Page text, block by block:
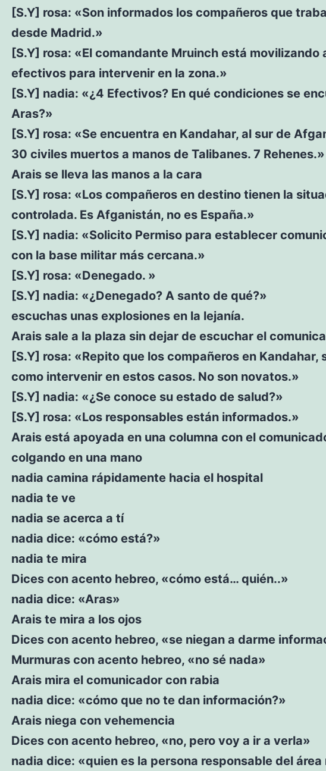
[S.Y] rosa: «Son informados los compañeros que
desde Madrid.»
[S.Y] rosa: «El comandante Mruinch está movilizando
efectivos para intervenir en la zona.»
[S.Y] nadia: «¿4 Efectivos? En qué condiciones se
Aras?»
[S.Y] rosa: «Se encuentra en Kandahar, al sur de
30 civiles muertos a manos de Talibanes. 7 Rehenes.»
Arais se lleva las manos a la cara
[S.Y] rosa: «Los compañeros en destino tienen la
controlada. Es Afganistán, no es España.»
[S.Y] nadia: «Solicito Permiso para establecer
con la base militar más cercana.»
[S.Y] rosa: «Denegado. »
[S.Y] nadia: «¿Denegado? A santo de qué?»
escuchas unas explosiones en la lejanía.
Arais sale a la plaza sin dejar de escuchar el
[S.Y] rosa: «Repito que los compañeros en Kandahar,
como intervenir en estos casos. No son novatos.»
[S.Y] nadia: «¿Se conoce su estado de salud?»
[S.Y] rosa: «Los responsables están informados.»
Arais está apoyada en una columna con el
colgando en una mano
nadia camina rápidamente hacia el hospital
nadia te ve
nadia se acerca a tí
nadia dice: «cómo está?»
nadia te mira
Dices con acento hebreo, «cómo está… quién..»
nadia dice: «Aras»
Arais te mira a los ojos
Dices con acento hebreo, «se niegan a darme
Murmuras con acento hebreo, «no sé nada»
Arais mira el comunicador con rabia
nadia dice: «cómo que no te dan información?»
Arais niega con vehemencia
Dices con acento hebreo, «no, pero voy a ir a verla»
nadia dice: «quien es la persona responsable del área